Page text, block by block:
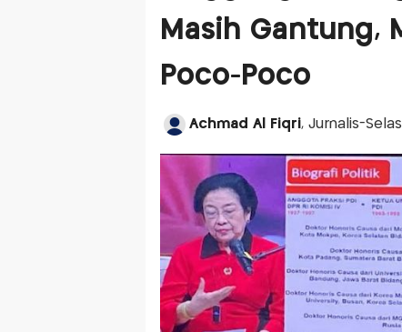
Masih Gantung,
Poco-Poco
Achmad Al Fiqri, Jurnalis-